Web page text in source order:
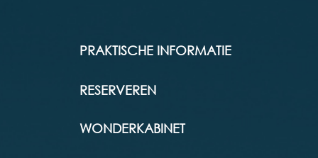
PRAKTISCHE INFORMATIE
RESERVEREN
WONDERKABINET